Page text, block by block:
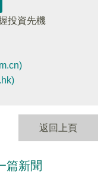
投資先機
返回上頁
篇新聞